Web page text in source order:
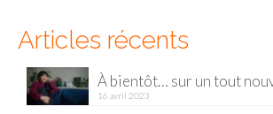
Singapour
Articles récents
À bientôt… sur un tout
16 avril 2023